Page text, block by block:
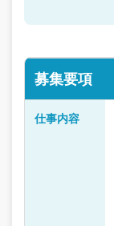
募集要項
仕事内容